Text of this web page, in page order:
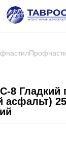
8 Гладкий